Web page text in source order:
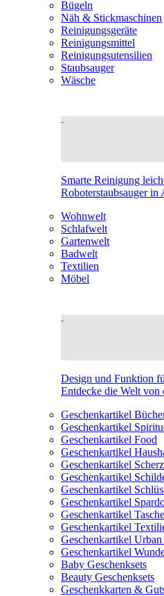
Bügeln
Näh & Stickmaschinen
Reinigungsgeräte
Reinigungsmittel
Reinigungsutensilien
Staubsauger
Wäsche
Smarte Reinigung
Roboterstaubsauger in
Wohnwelt
Schlafwelt
Gartenwelt
Badwelt
Textilien
Möbel
Design und Funktion
Entdecke die Welt von
Geschenkartikel
Geschenkartikel
Geschenkartikel Food
Geschenkartikel
Geschenkartikel
Geschenkartikel
Geschenkartikel
Geschenkartikel
Geschenkartikel
Geschenkartikel
Geschenkartikel
Geschenkartikel
Baby Geschenksets
Beauty Geschenksets
Geschenkkarten &